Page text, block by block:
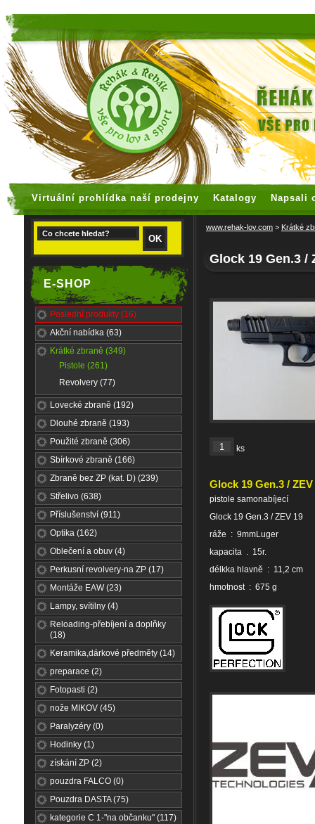
Virtuální prohlídka naší prodejny Katalogy Napsali
E-SHOP
Poslední produkty (16)
Akční nabídka (63)
Krátké zbraně (349)
Pistole (261)
Revolvery (77)
Lovecké zbraně (192)
Dlouhé zbraně (193)
Použité zbraně (306)
Sbírkové zbraně (166)
Zbraně bez ZP (kat. D) (239)
Střelivo (638)
Příslušenství (911)
Optika (162)
Oblečení a obuv (4)
Perkusní revolvery-na ZP (17)
Montáže EAW (23)
Lampy, svítilny (4)
Reloading-přebíjení a doplňky
(18)
Keramika,dárkové předměty (14)
preparace (2)
Fotopasti (2)
nože MIKOV (45)
Paralyzéry (0)
Hodinky (1)
získání ZP (2)
pouzdra FALCO (0)
Pouzdra DASTA (75)
kategorie C 1-"na občanku" (117)
www.rehak-lov.com > Krátké
Glock 19 Gen.3 /
ks
Glock 19 Gen.3 / ZEV
pistole samonabíjecí
Glock 19 Gen.3 / ZEV 19
ráže : 9mmLuger
kapacita . 15r.
délkka hlavně : 11,2 cm
hmotnost : 675 g